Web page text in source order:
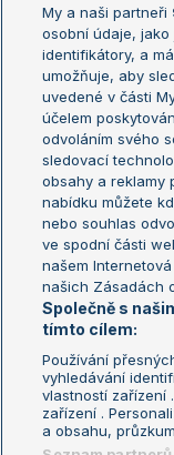
Žebříček ATP (muži)
Žebříček WTA (ženy)
Sázkařský žebříček
Aktualní trendy
Fotbalové přestupy
Livesport Daily
LS Prague Open
Podmínky užití
GDPR a žurnalistika
Kontakt
My a naši partneři
osobní údaje,
identifikátory, a
umožňuje, aby
uvedené v části
účelem
odvoláním svého
sledovací
obsahy a reklamy
nabídku můžete
nebo souhlas
ve spodní části
našem
našich Zásadách
Společně s
tímto cílem:
Používání
vyhledávání
vlastností zařízení
zařízení .
a obsahu,